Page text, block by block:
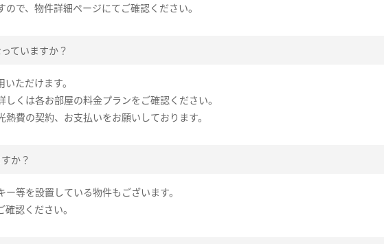
で、物件詳細ページにてご確認ください。
ていますか？
ただけます。
くは各お部屋の料金プランをご確認ください。
費の契約、お支払いをお願いしております。
か？
等を設置している物件もございます。
認ください。